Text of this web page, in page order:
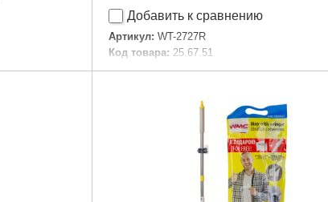
Добавить к сравнению
Артикул: WT-2727R
Код товара: 25.67.51